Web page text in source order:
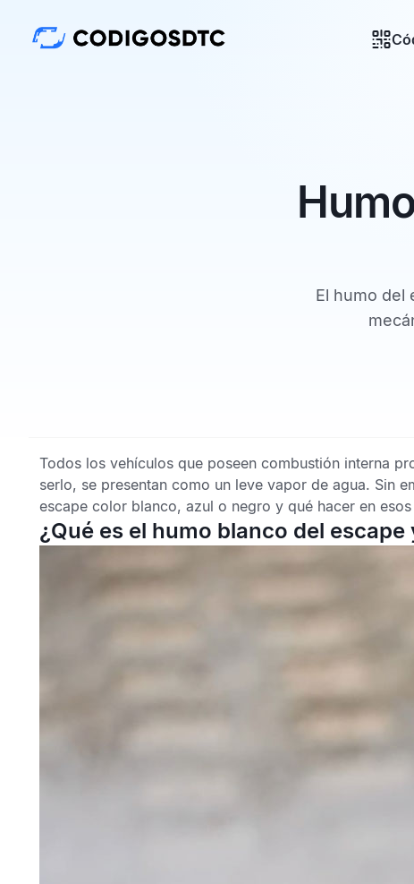
El humo del
Todos los vehículos que poseen combustión interna
serlo, se presentan como un leve vapor de agua. Sin
escape color blanco, azul o negro y qué hacer en
¿Qué es el humo blanco del